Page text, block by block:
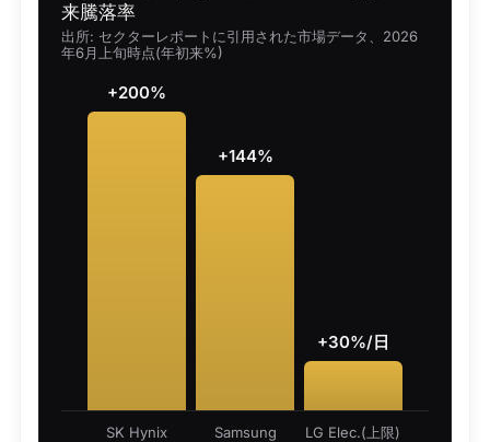
来騰落率
出所: セクターレポートに引用された市場データ、2026
年6月上旬時点(年初来%)
+200%
+144%
+30%/日
SK Hynix Samsung LG Elec.(上限)